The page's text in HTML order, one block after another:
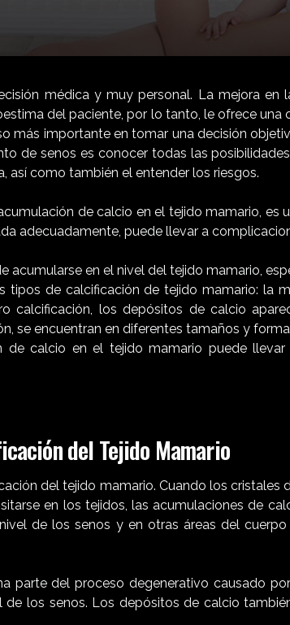
médica y muy personal. La mejora en
del paciente, por lo tanto, le ofrece una
más importante en tomar una decisión
de senos es conocer todas las
así como también el entender los riesgos.
de calcio en el tejido mamario, es
adecuadamente, puede llevar a
acumularse en el nivel del tejido mamario,
tipos de calcificación de tejido mamario: la
calcificación, los depósitos de calcio
se encuentran en diferentes tamaños y
de calcio en el tejido mamario puede
del Tejido Mamario
del tejido mamario. Cuando los cristales
en los tejidos, las acumulaciones de
de los senos y en otras áreas del
parte del proceso degenerativo causado
de los senos. Los depósitos de calcio